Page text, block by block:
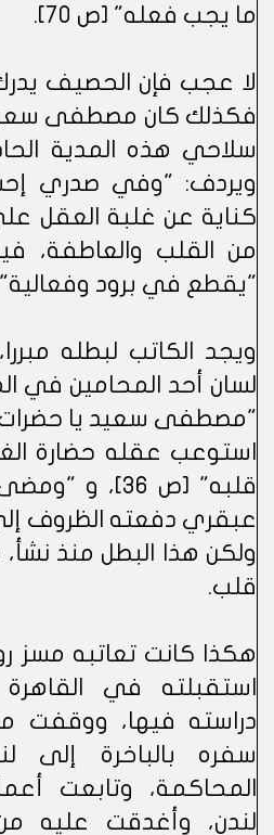
ما يجب فعله" [ص 70].
لا عجب فإن الحصيف
فكذلك كان مصطفى
سلاحي هذه المدية
كناية عن غلبة العقل
من القلب والعاطفة،
"يقطع في برود وفعالية"
ويجد الكاتب لبطله
لسان أحد المحامين في
"مصطفى سعيد يا حضرات
استوعب عقله حضارة
قلبه" [ص 36]،
عبقري دفعته الظروف إلى
ولكن هذا البطل منذ
قلب.
هكذا كانت تعاتبه مسز
استقبلته في
دراسته فيها، ووقفت
سفره بالباخرة إلى
المحاكمة، وتابعت
لندن، وأغدقت عليه